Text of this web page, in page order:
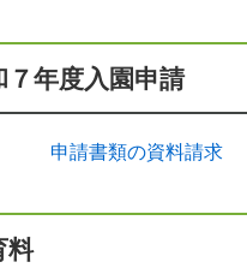
７年度入園申請
申請書類の資料請求
料